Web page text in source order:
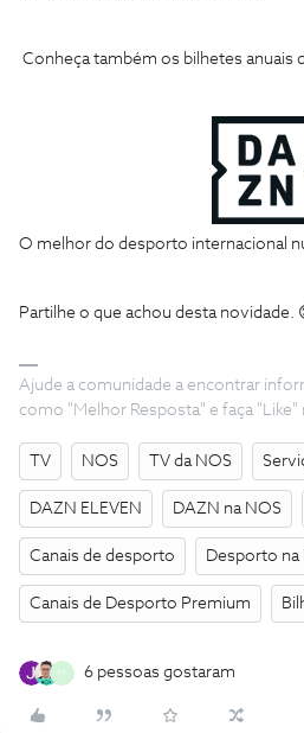
Conheça também os bilhetes anuais
O melhor do desporto internacional
Partilhe o que achou desta novidade.
Ajude a comunidade a encontrar
como "Melhor Resposta" e faça
TV NOS TV da NOS
DAZN ELEVEN DAZN na NOS
Canais de desporto Desporto na
Canais de Desporto Premium
M 6 pessoas gostaram